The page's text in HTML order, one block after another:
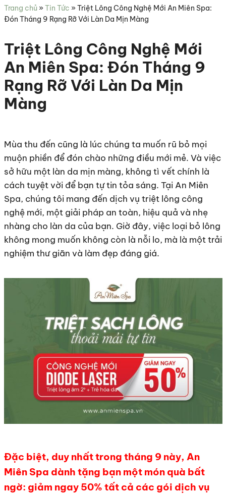
sức
khỏe
Trang chủ »Tin Tức »Triệt Lông Công Nghệ Mới An Miên Spa:
Đón Tháng 9 Rạng Rỡ Với Làn Da Mịn Màng
Triệt Lông Công Nghệ Mới
An Miên Spa: Đón Tháng 9
Rạng Rỡ Với Làn Da Mịn
Màng
Mùa thu đến cũng là lúc chúng ta muốn rũ bỏ mọi
muộn phiền để đón chào những điều mới mẻ. Và việc
sở hữu một làn da mịn màng, không tì vết chính là
cách tuyệt vời để bạn tự tin tỏa sáng. Tại An Miên
Spa, chúng tôi mang đến dịch vụ triệt lông công
nghệ mới, một giải pháp an toàn, hiệu quả và nhẹ
nhàng cho làn da của bạn. Giờ đây, việc loại bỏ lông
không mong muốn không còn là nỗi lo, mà là một trải
nghiệm thư giãn và làm đẹp đáng giá.
Đặc biệt, duy nhất trong tháng 9 này, An
Miên Spa dành tặng bạn một món quà bất
ngờ: giảm ngay 50% tất cả các gói dịch vụ